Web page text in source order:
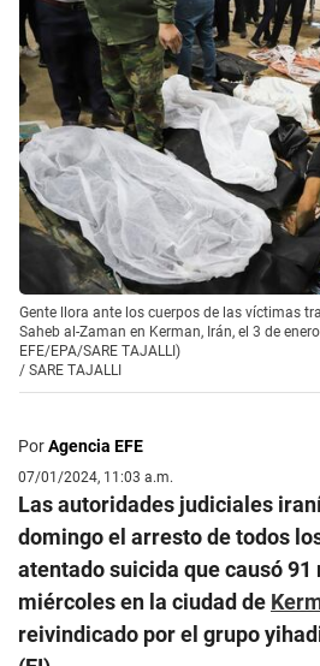
Gente llora ante los cuerpos de las víctimas
Saheb al-Zaman en Kerman, Irán, el 3 de
EFE/EPA/SARE TAJALLI)
/ SARE TAJALLI
PorAgencia EFE
07/01/2024, 11:03 a.m.
Las autoridades judiciales
domingo el arresto de todos
atentado suicida que causó
miércoles en la ciudad de
reivindicado por el grupo